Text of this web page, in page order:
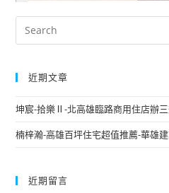
近期文章
坤宸-拾樂Ⅱ-北高雄臨路商用住店辦
楠梓瀚-高雄百坪住宅超值推薦-華雄
近期留言